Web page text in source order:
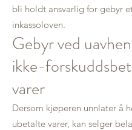
bli holdt ansvarlig for gebyr
inkassoloven.
Gebyr ved
ikke-
varer
Dersom kjøperen unnlater å
ubetalte varer, kan selger